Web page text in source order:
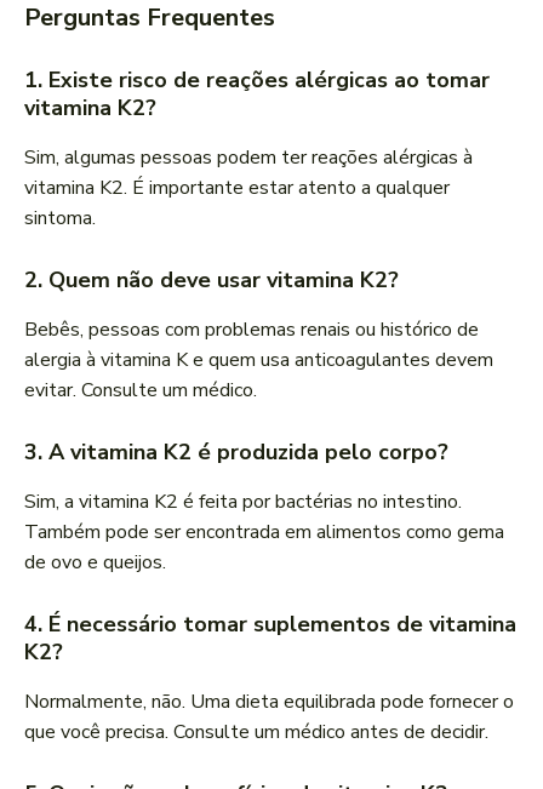
Perguntas Frequentes
1. Existe risco de reações alérgicas ao tomar
vitamina K2?
Sim, algumas pessoas podem ter reações alérgicas à
vitamina K2. É importante estar atento a qualquer
sintoma.
2. Quem não deve usar vitamina K2?
Bebês, pessoas com problemas renais ou histórico de
alergia à vitamina K e quem usa anticoagulantes devem
evitar. Consulte um médico.
3. A vitamina K2 é produzida pelo corpo?
Sim, a vitamina K2 é feita por bactérias no intestino.
Também pode ser encontrada em alimentos como gema
de ovo e queijos.
4. É necessário tomar suplementos de vitamina
K2?
Normalmente, não. Uma dieta equilibrada pode fornecer o
que você precisa. Consulte um médico antes de decidir.